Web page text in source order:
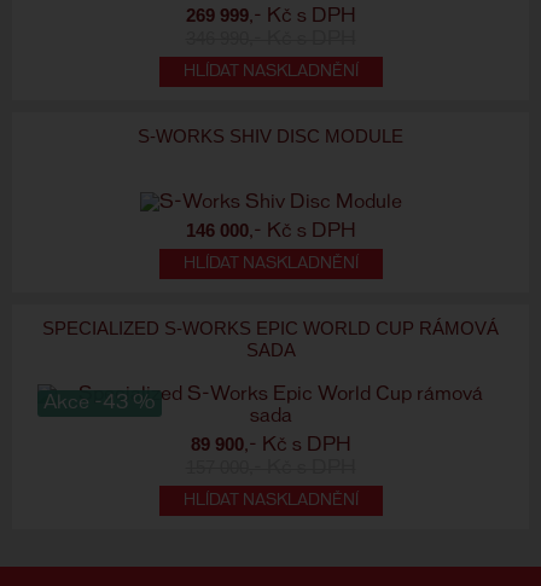
269 999,- Kč s DPH
HLÍDAT NASKLADNĚNÍ
S-WORKS SHIV DISC MODULE
146 000,- Kč s DPH
HLÍDAT NASKLADNĚNÍ
SPECIALIZED S-WORKS EPIC WORLD CUP RÁMOVÁ
SADA
Akce -43 %
89 900,- Kč s DPH
HLÍDAT NASKLADNĚNÍ